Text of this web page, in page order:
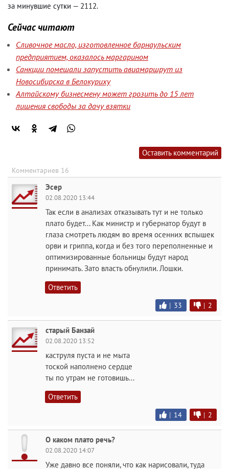
за минувшие сутки — 2112.
Сейчас читают
Сливочное масло, изготовленное барнаульским
предприятием, оказалось маргарином
Санкции помешали запустить авиамаршрут из
Новосибирска в Белокуриху
Алтайскому бизнесмену может грозить до 15 лет
лишения свободы за дачу взятки
Оставить комментарий
Комментариев 16
Эсер
02.08.2020 13:44
Так если в анализах отказывать тут и не только
плато будет... Как министр и губернатор будут в
глаза смотреть людям во время осенних вспышек
орви и гриппа, когда и без того переполненные и
оптимизированные больницы будут народ
принимать. Зато власть обнулили. Лошки.
Ответить
| 33 | 2
старый Банзай
02.08.2020 13:52
каструля пуста и не мыта
тоской наполнено сердце
ты по утрам не готовишь...
Ответить
| 14 | 2
О каком плато речь?
02.08.2020 14:07
Уже давно все поняли, что как нарисовали, туда